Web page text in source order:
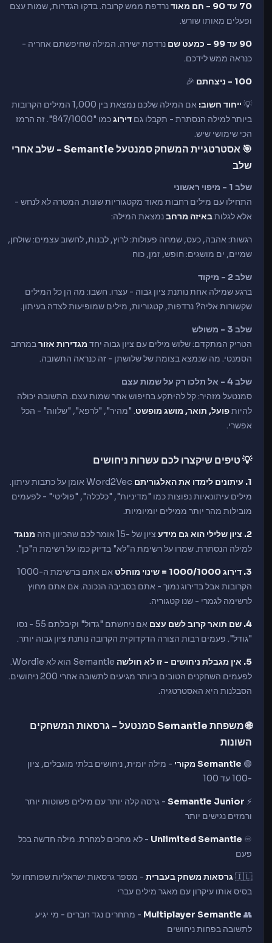
70 עד 90 - חם מאוד
נרדפת ממש קרובה. בדקו הגדרות, שמות עצם
ופעלים מאותו שורש.
90 עד 99 - כמעט שם
נרדפת ישירה. המילה שחיפשתם אחריה -
כנראה ממש לידכם.
100 - ניצחתם 🎉
💡 ייחוד חשוב:
אם המילה שלכם נמצאת בין 1,000 המילים הקרובות
ביותר למילה הנסתרת - תקבלו גם דירוג
כמו "847/1000". זה הרמז
הכי שימושי שיש.
🎯 אסטרטגיית המשחק סמנטעל Semantle - שלב אחרי
שלב
שלב 1 - מיפוי ראשוני
התחילו עם מילים רחבות מאוד מקטגוריות שונות. המטרה לא לנחש -
אלא לגלותבאיזה מרחבנמצאת המילה:
רגשות: אהבה, כעס, שמחה פעולות: לרוץ, לבנות, לחשוב עצמים: שולחן,
שמיים, ים מושגים: חופש, זמן, כוח
שלב 2 - מיקוד
ברגע שמילה אחת נותנת ציון גבוה - עצרו. חשבו: מה הן כל המילים
שקשורות אליה? נרדפות, קטגוריות, מילים שמופיעות לצדה בעיתון.
שלב 3 - משולש
הטריק המתקדם: שלוש מילים עם ציון גבוה יחד מגדירות אזורבמרחב
הסמנטי. מה שנמצא בצומת של שלושתן - זה כנראה התשובה.
שלב 4 - אל תלכו רק על שמות עצם
סמנטעל מזהיר: קל להיתקע בחיפוש אחר שמות עצם. התשובה יכולה
להיותפועל, תואר, מושג מופשט. "מהיר", "לרפא", "שלווה" - הכל
אפשרי.
💡 טיפים שיקצרו לכם עשרות ניחושים
1. עיתונים לימדו את האלגוריתם
Word2Vec אומן על כתבות עיתון.
מילים עיתונאיות נפוצות כמו "מדיניות", "כלכלה", "פוליטי" - לפעמים
מובילות מהר יותר ממילים יומיומיות.
2. ציון שלילי הוא גם מידע ציון של -15 אומר לכם שהכיוון הזה
מנוגד
למילה הנסתרת. שמרו על רשימת ה"לא" בדיוק כמו על רשימת ה"כן".
3. דירוג 1000/1000 = שינוי מוחלט
אם אתם ברשימת ה-1000
הקרובות אבל בדירוג נמוך - אתם בסביבה הנכונה. אם אתם מחוץ
לרשימה לגמרי - שנו קטגוריה.
4. שם תואר קרוב לשם עצם
אם ניחשתם "גדול" וקיבלתם 55 - נסו
"גודל". פעמים רבות הצורה הדקדוקית הקרובה נותנת ציון גבוה יותר.
5. אין מגבלת ניחושים - זו לא חולשה
Semantle הוא לא Wordle.
לפעמים השחקנים הטובים ביותר מגיעים לתשובה אחרי 200 ניחושים.
הסבלנות היא האסטרטגיה.
🌐 משפחת Semantle סמנטעל - גרסאות המשחקים
השונות
🟢 Semantle מקורי
- מילה יומית, ניחושים בלתי מוגבלים, ציון
-100 עד 100
⚡
Semantle Junior - גרסה קלה יותר עם מילים פשוטות יותר
ורמזים נגישים יותר
♾️
Unlimited Semantle - לא מחכים למחרת. מילה חדשה בכל
פעם
🇮🇱גרסאות משחק בעברית - מספר גרסאות ישראליות שפותחו על
בסיס אותו עיקרון עם מאגר מילים עברי
👥
Multiplayer Semantle - מתחרים נגד חברים - מי יגיע
לתשובה בפחות ניחושים